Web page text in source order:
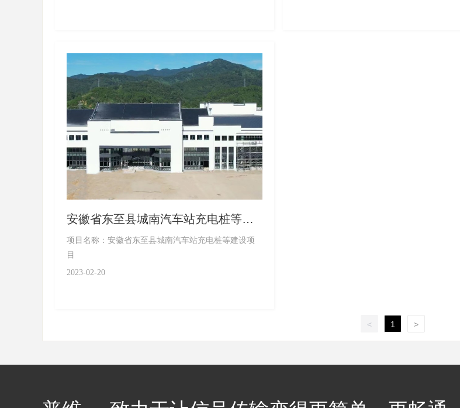
安徽省东至县城南汽车站充电桩等建
设项目
项目名称：安徽省东至县城南汽车站充电桩等建设项
目
2023-02-20
< 1 >